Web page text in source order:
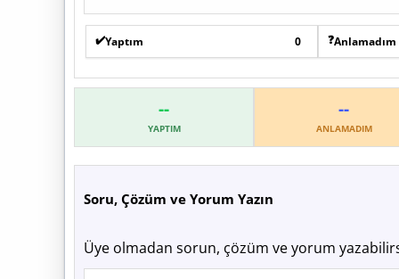
✔️Yaptım 0 ❓Anlamadım
--
YAPTIM
--
ANLAMADIM
Soru, Çözüm ve Yorum Yazın
Üye olmadan sorun, çözüm ve yorum